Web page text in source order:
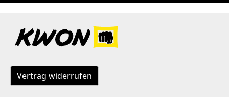
Vertrag widerrufen